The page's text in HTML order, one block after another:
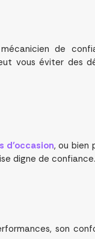
de
vous éviter des
d’occasion, ou bien
digne de confiance.
son